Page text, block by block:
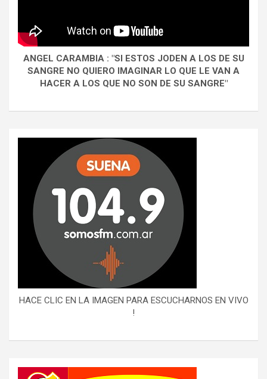
ANGEL CARAMBIA : "SI ESTOS JODEN A LOS DE SU
SANGRE NO QUIERO IMAGINAR LO QUE LE VAN A
HACER A LOS QUE NO SON DE SU SANGRE"
HACE CLIC EN LA IMAGEN PARA ESCUCHARNOS EN VIVO
!